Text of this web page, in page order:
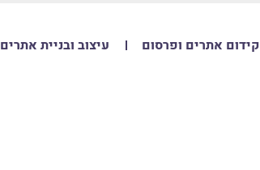
קידום אתרים ופרסום עיצוב ובניית אתרים